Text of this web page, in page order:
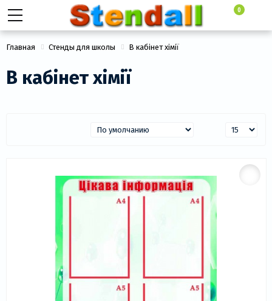
0
Главная Стенды для школы В кабінет хімії
В кабінет хімії